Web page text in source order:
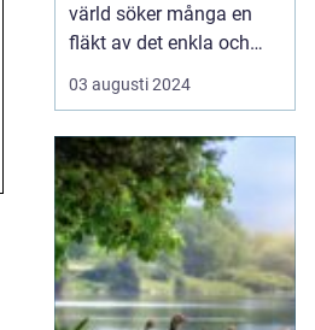
värld söker många en
fläkt av det enkla och
naturnära livet. Att
övernatta på ett
fånga just denna
upplevelse - och få en
paus från s...
03 augusti 2024